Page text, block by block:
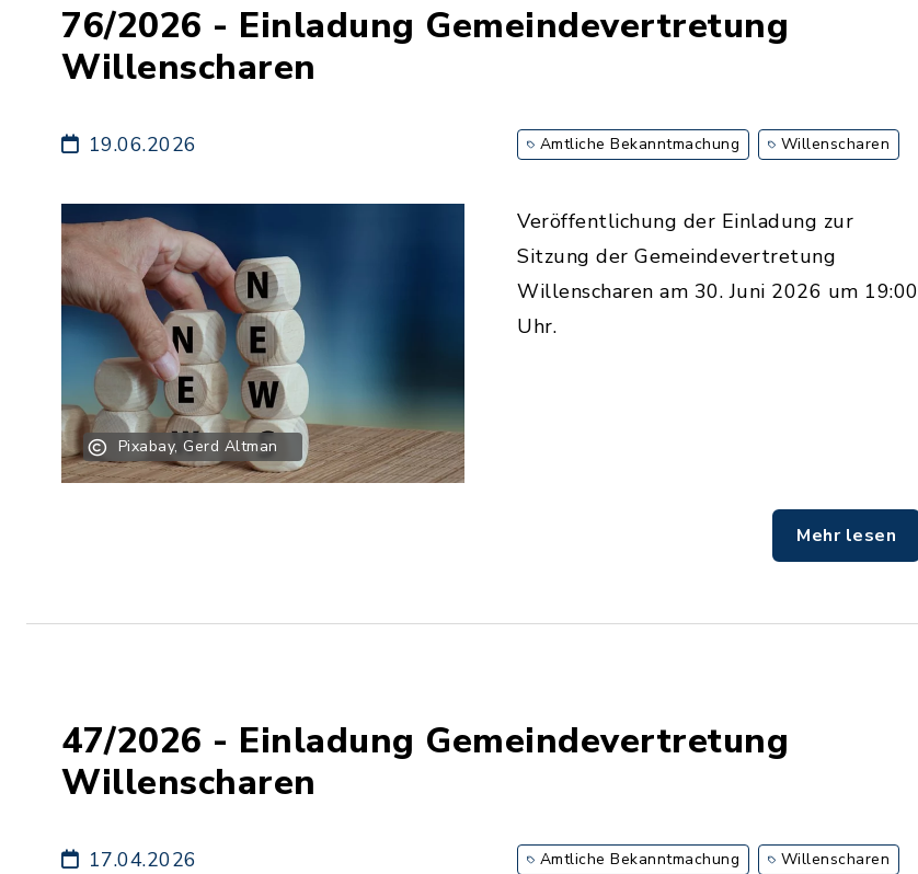
76/2026 - Einladung Gemeindevertretung
Willenscharen
19.06.2026 Amtliche Bekanntmachung Willenscharen
Pixabay, Gerd Altman
Veröffentlichung der Einladung zur
Sitzung der Gemeindevertretung
Willenscharen am 30. Juni 2026 um 19:00
Uhr.
Mehr lesen
47/2026 - Einladung Gemeindevertretung
Willenscharen
17.04.2026 Amtliche Bekanntmachung Willenscharen